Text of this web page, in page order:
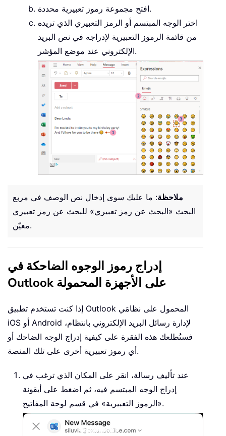
افتح مجموعة رموز تعبيرية محددة.
اختر الوجه المبتسم أو الرمز التعبيري الذي تريده
من قائمة الرموز التعبيرية لإدراجه في نص البريد
الإلكتروني عند موضع المؤشر.
ملاحظة: ما عليك سوى إدخال نص الوصف في مربع
البحث «البحث عن رمز تعبيري» للبحث عن رمز تعبيري
معيّن.
إدراج رموز الوجوه الضاحكة في
Outlook على الأجهزة المحمولة
إذا كنت تستخدم تطبيق Outlook المحمول على نظامَي
iOS أو Android لإدارة رسائل البريد الإلكتروني بانتظام،
فستُطلعك هذه الفقرة على كيفية إدراج الوجه الضاحك أو
أي رموز تعبيرية أخرى على تلك المنصة.
عند تأليف رسالة، انقر على المكان الذي ترغب في
إدراج الوجه المبتسم فيه، ثم اضغط على أيقونة
«الرموز التعبيرية» في قسم لوحة المفاتيح.